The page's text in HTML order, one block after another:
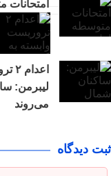
اعدام ۲ تروریست وابسته به گروهک تروریستی منافقین
می‌روند
ثبت دیدگاه